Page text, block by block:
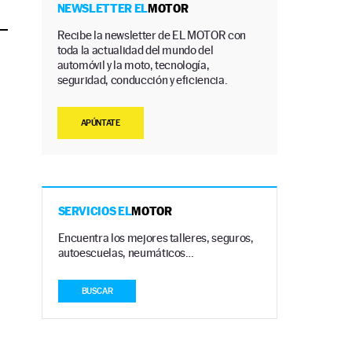
NEWSLETTER ELMOTOR
Recibe la newsletter de EL MOTOR con
toda la actualidad del mundo del
automóvil y la moto, tecnología,
seguridad, conducción y eficiencia.
APÚNTATE
SERVICIOS ELMOTOR
Encuentra los mejores talleres, seguros,
autoescuelas, neumáticos…
BUSCAR